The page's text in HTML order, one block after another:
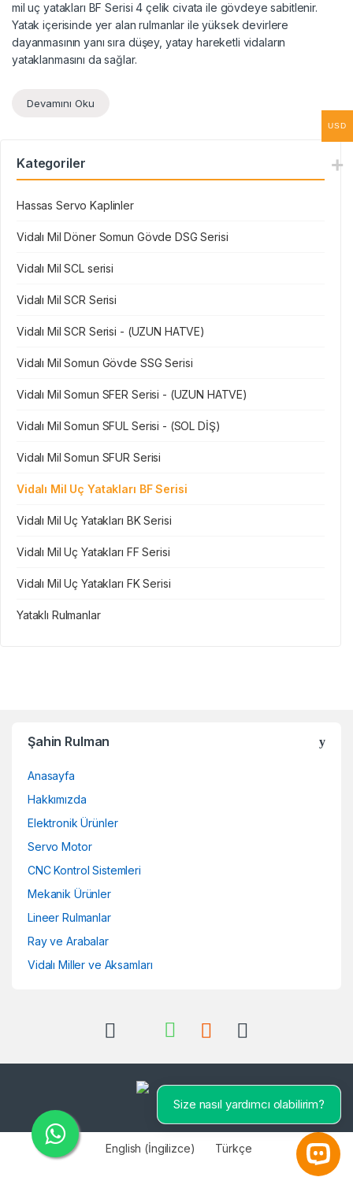
mil uç yatakları BF Serisi 4 çelik civata ile gövdeye sabitlenir.
Yatak içerisinde yer alan rulmanlar ile yüksek devirlere
dayanmasının yanı sıra düşey, yatay hareketli vidaların
yataklanmasını da sağlar.
Devamını Oku
Kategoriler
Hassas Servo Kaplinler
Vidalı Mil Döner Somun Gövde DSG Serisi
Vidalı Mil SCL serisi
Vidalı Mil SCR Serisi
Vidalı Mil SCR Serisi - (UZUN HATVE)
Vidalı Mil Somun Gövde SSG Serisi
Vidalı Mil Somun SFER Serisi - (UZUN HATVE)
Vidalı Mil Somun SFUL Serisi - (SOL DİŞ)
Vidalı Mil Somun SFUR Serisi
Vidalı Mil Uç Yatakları BF Serisi
Vidalı Mil Uç Yatakları BK Serisi
Vidalı Mil Uç Yatakları FF Serisi
Vidalı Mil Uç Yatakları FK Serisi
Yataklı Rulmanlar
Şahin Rulman
Anasayfa
Hakkımızda
Elektronik Ürünler
Servo Motor
CNC Kontrol Sistemleri
Mekanik Ürünler
Lineer Rulmanlar
Ray ve Arabalar
Vidalı Miller ve Aksamları
USD
English (İngilizce)
Türkçe
Open
Size nasıl yardımcı olabilirim?